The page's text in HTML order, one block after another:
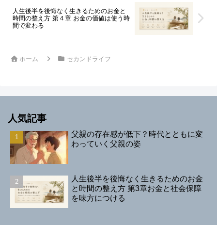
人生後半を後悔なく生きるためのお金と
時間の整え方 第４章 お金の価値は使う時
間で変わる
ホーム セカンドライフ
人気記事
父親の存在感が低下？時代とともに変
わっていく父親の姿
人生後半を後悔なく生きるためのお金
と時間の整え方 第3章お金と社会保障
を味方につける